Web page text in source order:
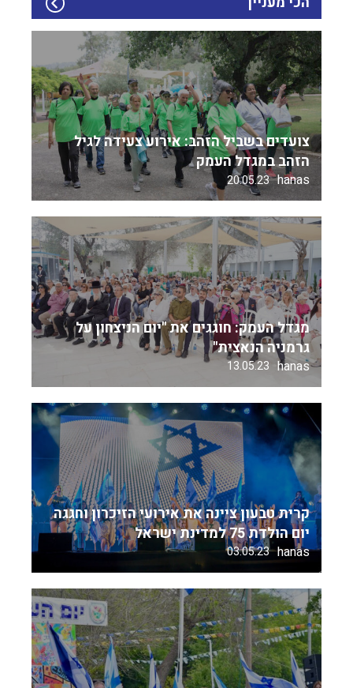
צועדים בשביל הזהב: אירוע צעידה לגיל
הזהב במגדל העמק
hanas
20.05.23
מגדל העמק: חוגגים את "יום הניצחון על
גרמניה הנאצית"
hanas
13.05.23
קרית טבעון ציינה את אירועי הזיכרון וחגגה
יום הולדת 75 למדינת ישראל
hanas
03.05.23